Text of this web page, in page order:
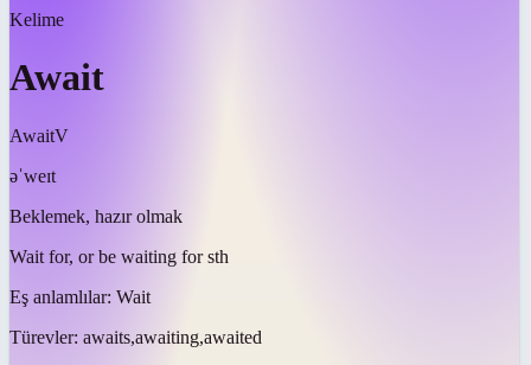
Kelime
Await
AwaitV
əˈweɪt
Beklemek, hazır olmak
Wait for, or be waiting for sth
Eş anlamlılar: Wait
Türevler: awaits,awaiting,awaited